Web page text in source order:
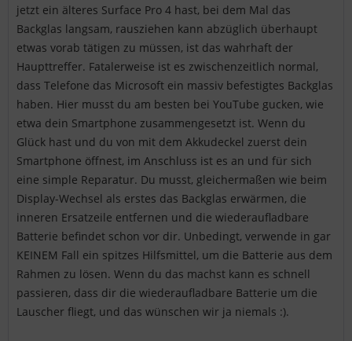
jetzt ein älteres Surface Pro 4 hast, bei dem Mal das
Backglas langsam, rausziehen kann abzüglich überhaupt
etwas vorab tätigen zu müssen, ist das wahrhaft der
Haupttreffer. Fatalerweise ist es zwischenzeitlich normal,
dass Telefone das Microsoft ein massiv befestigtes Backglas
haben. Hier musst du am besten bei YouTube gucken, wie
etwa dein Smartphone zusammengesetzt ist. Wenn du
Glück hast und du von mit dem Akkudeckel zuerst dein
Smartphone öffnest, im Anschluss ist es an und für sich
eine simple Reparatur. Du musst, gleichermaßen wie beim
Display-Wechsel als erstes das Backglas erwärmen, die
inneren Ersatzeile entfernen und die wiederaufladbare
Batterie befindet schon vor dir. Unbedingt, verwende in gar
KEINEM Fall ein spitzes Hilfsmittel, um die Batterie aus dem
Rahmen zu lösen. Wenn du das machst kann es schnell
passieren, dass dir die wiederaufladbare Batterie um die
Lauscher fliegt, und das wünschen wir ja niemals :).